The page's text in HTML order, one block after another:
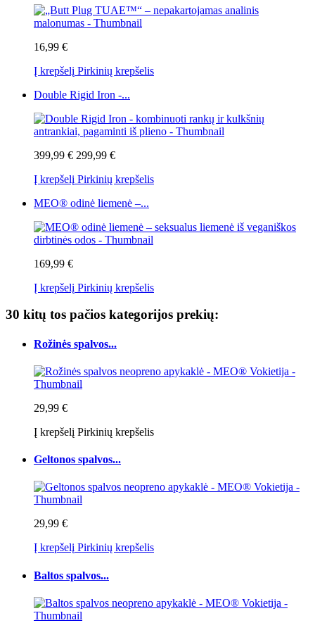
16,99 €
Į krepšelį Pirkinių krepšelis
Double Rigid Iron -...
399,99 € 299,99 €
Į krepšelį Pirkinių krepšelis
MEO® odinė liemenė –...
169,99 €
Į krepšelį Pirkinių krepšelis
30 kitų tos pačios kategorijos prekių:
Rožinės spalvos...
29,99 €
Į krepšelį Pirkinių krepšelis
Geltonos spalvos...
29,99 €
Į krepšelį Pirkinių krepšelis
Baltos spalvos...